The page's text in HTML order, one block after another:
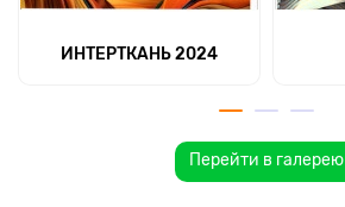
ИНТЕРТКАНЬ 2024
Перейти в галерею